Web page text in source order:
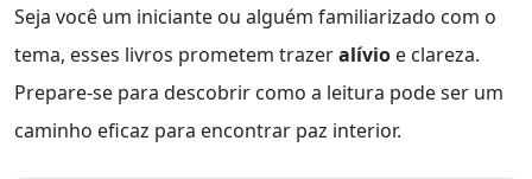
Seja você um iniciante ou alguém familiarizado com o
tema, esses livros prometem trazeralívio e clareza.
Prepare-se para descobrir como a leitura pode ser um
caminho eficaz para encontrar paz interior.